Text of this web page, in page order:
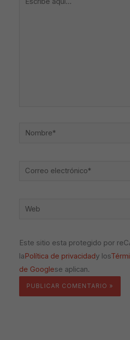
Nombre*
Correo
Web
Este sitio esta protegido por
la Política de privacidady los
de Googlese aplican.